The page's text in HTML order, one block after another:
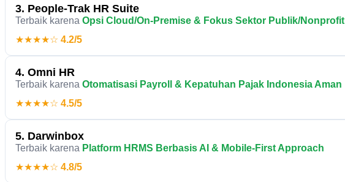
3. People-Trak HR Suite
Terbaik karena Opsi Cloud/On-Premise & Fokus Sektor Publik/Nonprofit
★★★★☆ 4.2/5
4. Omni HR
Terbaik karena Otomatisasi Payroll & Kepatuhan Pajak Indonesia Aman
★★★★☆ 4.5/5
5. Darwinbox
Terbaik karena Platform HRMS Berbasis AI & Mobile-First Approach
★★★★☆ 4.8/5